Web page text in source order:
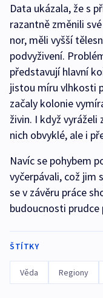
Data ukázala, že s
razantně změnili
nor, měli vyšší
podvyživení.
představují hlavní
jistou míru vlhkosti
začaly kolonie
živin. I když vyráželi
nich obvyklé, ale i
Navíc se pohybem
vyčerpávali, což jim
se v závěru práce
budoucnosti prudce
ŠTÍTKY
Věda Regiony